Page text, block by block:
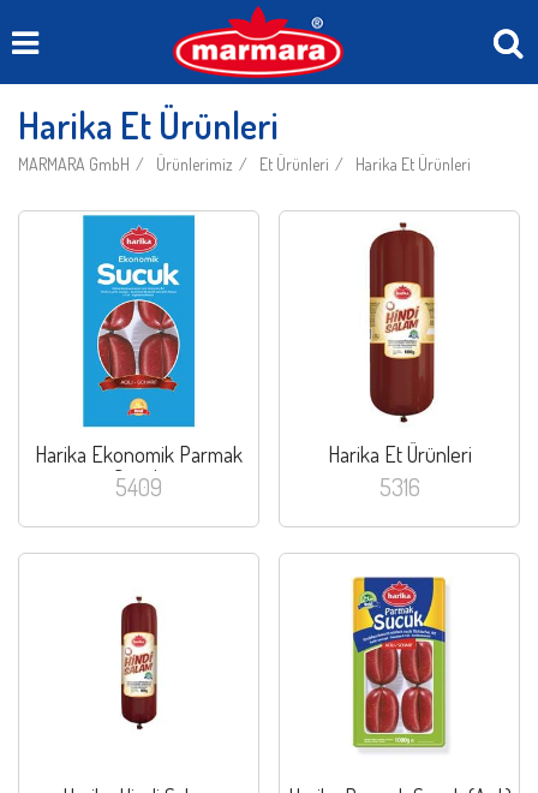
Harika Et Ürünleri
MARMARA GmbH Ürünlerimiz Et Ürünleri Harika Et Ürünleri
Harika Ekonomik Parmak
Sucuk
5409
Harika Et Ürünleri
5316